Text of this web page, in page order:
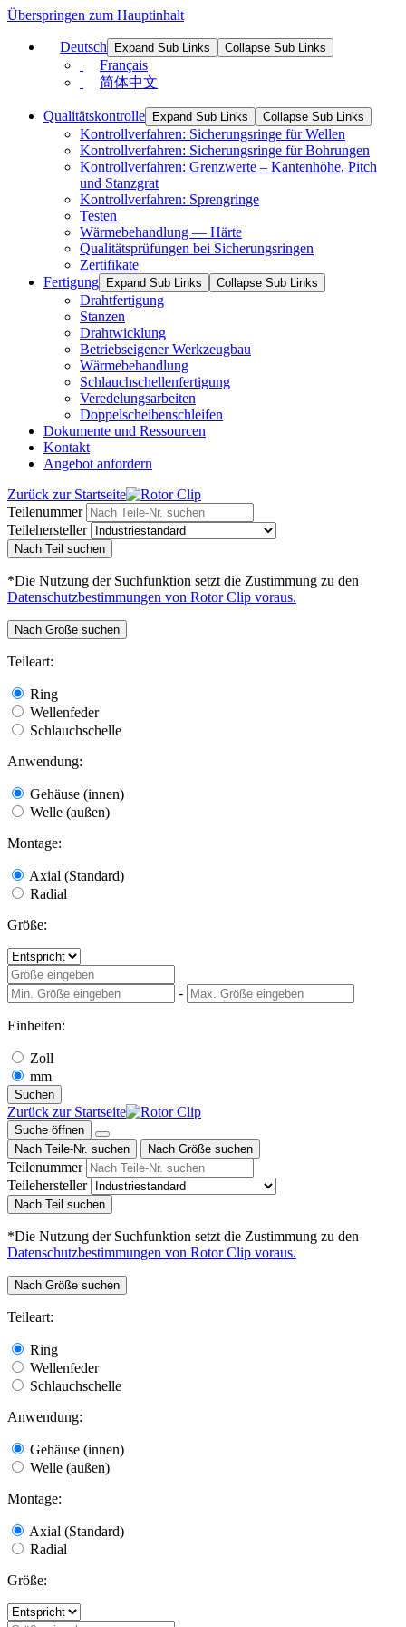
Überspringen zum Hauptinhalt
Deutsch Expand Sub Links Collapse Sub Links
Français
简体中文
Qualitätskontrolle Expand Sub Links Collapse Sub Links
Kontrollverfahren: Sicherungsringe für Wellen
Kontrollverfahren: Sicherungsringe für Bohrungen
Kontrollverfahren: Grenzwerte – Kantenhöhe, Pitch
und Stanzgrat
Kontrollverfahren: Sprengringe
Testen
Wärmebehandlung — Härte
Qualitätsprüfungen bei Sicherungsringen
Zertifikate
Fertigung
Expand Sub Links Collapse Sub Links
Drahtfertigung
Stanzen
Drahtwicklung
Betriebseigener Werkzeugbau
Wärmebehandlung
Schlauchschellenfertigung
Veredelungsarbeiten
Doppelscheibenschleifen
Dokumente und Ressourcen
Kontakt
Angebot anfordern
Zurück zur Startseite
Teilenummer
Teilehersteller
Nach Teil suchen
*Die Nutzung der Suchfunktion setzt die Zustimmung zu den
Datenschutzbestimmungen von Rotor Clip voraus.
Nach Größe suchen
Teileart:
Ring
Wellenfeder
Schlauchschelle
Anwendung:
Gehäuse (innen)
Welle (außen)
Montage:
Axial (Standard)
Radial
Größe:
-
Einheiten:
Zoll
mm
Suchen
Zurück zur Startseite
Suche öffnen
Nach Teile-Nr. suchen
Nach Größe suchen
Teilenummer
Teilehersteller
Nach Teil suchen
*Die Nutzung der Suchfunktion setzt die Zustimmung zu den
Datenschutzbestimmungen von Rotor Clip voraus.
Nach Größe suchen
Teileart:
Ring
Wellenfeder
Schlauchschelle
Anwendung:
Gehäuse (innen)
Welle (außen)
Montage:
Axial (Standard)
Radial
Größe: